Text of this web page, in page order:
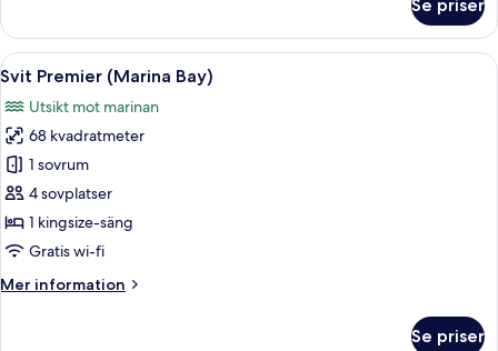
rum
2
Se priser
Öppna
alla
foton
för
Svit
Premier
(Marina
Bay)
Ett modernt hotellrum med ett stort
8
Svit Premier (Marina Bay)
Utsikt mot marinan
68 kvadratmeter
1 sovrum
4 sovplatser
1 kingsize-säng
Gratis wi-fi
Mer information
Mer
Se priser